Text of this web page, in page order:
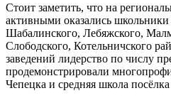
Стоит заметить, что на
активными оказались
Шабалинского, Лебяжского,
Слободского, Котельничского
заведений лидерство по числу
продемонстрировали
Чепецка и средняя школа